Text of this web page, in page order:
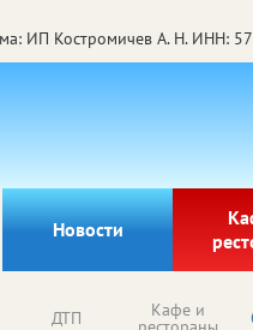
ИП Костромичев А. Н. ИНН:
Новости
ДТП Кафе и